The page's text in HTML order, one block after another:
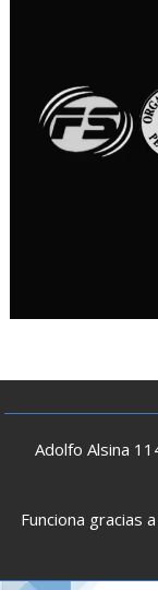
Adolfo Alsina
Funciona gracias